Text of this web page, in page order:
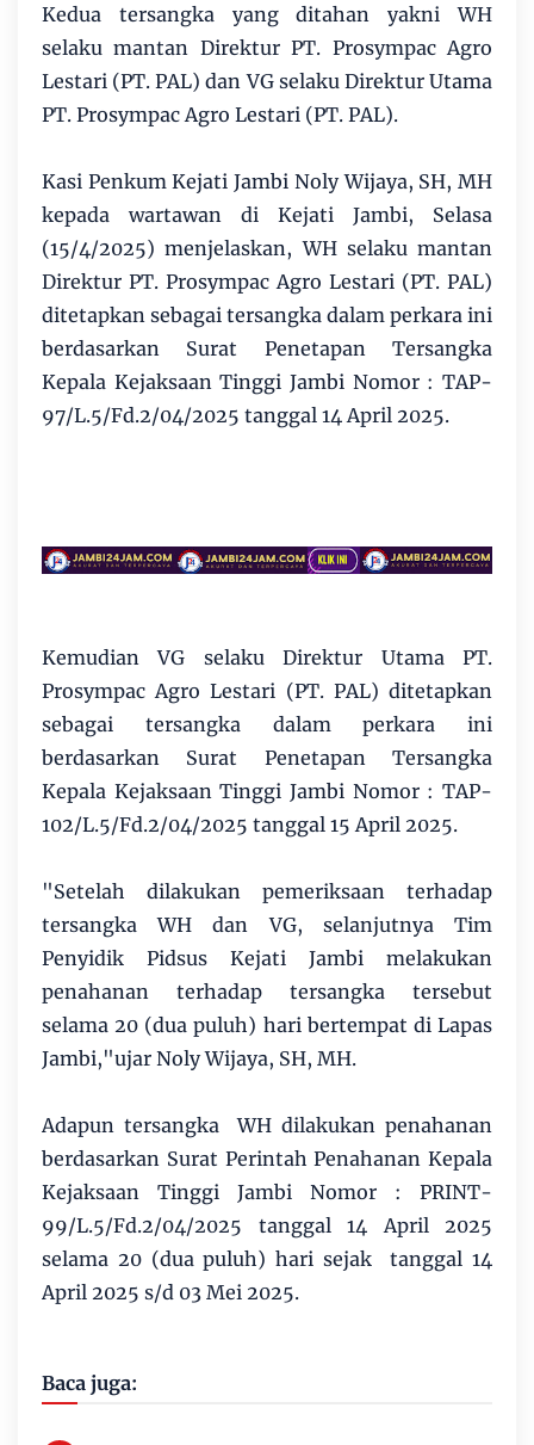
Kedua tersangka yang ditahan yakni WH
selaku mantan Direktur PT. Prosympac Agro
Lestari (PT. PAL) dan VG selaku Direktur Utama
PT. Prosympac Agro Lestari (PT. PAL).
Kasi Penkum Kejati Jambi Noly Wijaya, SH, MH
kepada wartawan di Kejati Jambi, Selasa
(15/4/2025) menjelaskan, WH selaku mantan
Direktur PT. Prosympac Agro Lestari (PT. PAL)
ditetapkan sebagai tersangka dalam perkara ini
berdasarkan Surat Penetapan Tersangka
Kepala Kejaksaan Tinggi Jambi Nomor : TAP-
97/L.5/Fd.2/04/2025 tanggal 14 April 2025.
Kemudian VG selaku Direktur Utama PT.
Prosympac Agro Lestari (PT. PAL) ditetapkan
sebagai tersangka dalam perkara ini
berdasarkan Surat Penetapan Tersangka
Kepala Kejaksaan Tinggi Jambi Nomor : TAP-
102/L.5/Fd.2/04/2025 tanggal 15 April 2025.
"Setelah dilakukan pemeriksaan terhadap
tersangka WH dan VG, selanjutnya Tim
Penyidik Pidsus Kejati Jambi melakukan
penahanan terhadap tersangka tersebut
selama 20 (dua puluh) hari bertempat di Lapas
Jambi,"ujar Noly Wijaya, SH, MH.
Adapun tersangka WH dilakukan penahanan
berdasarkan Surat Perintah Penahanan Kepala
Kejaksaan Tinggi Jambi Nomor : PRINT-
99/L.5/Fd.2/04/2025 tanggal 14 April 2025
selama 20 (dua puluh) hari sejak tanggal 14
April 2025 s/d 03 Mei 2025.
Baca juga: